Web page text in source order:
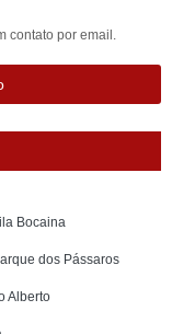
contato por email.
Bocaina
dos Pássaros
Alberto